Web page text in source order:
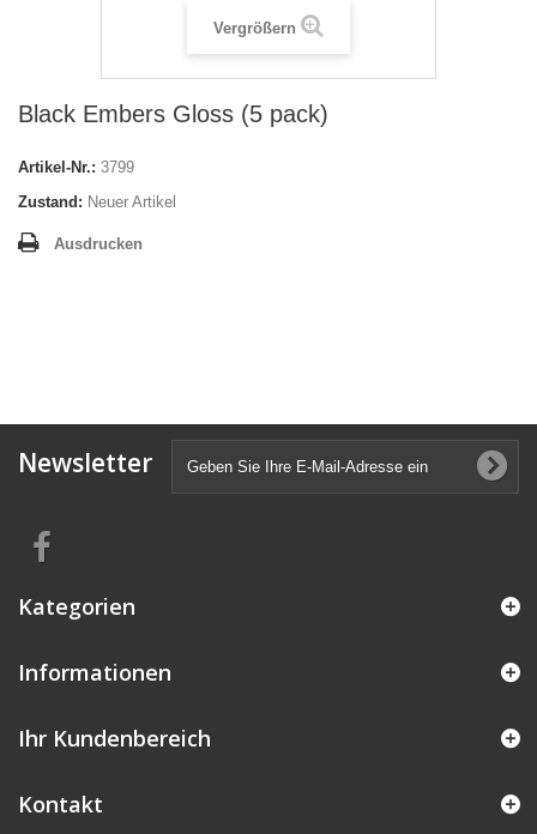
Vergrößern
Black Embers Gloss (5 pack)
Artikel-Nr.: 3799
Zustand: Neuer Artikel
Ausdrucken
Newsletter
Kategorien
Informationen
Ihr Kundenbereich
Kontakt